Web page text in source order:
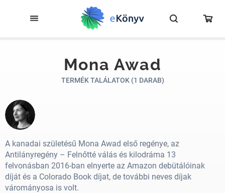
Mona Awad
TERMÉK TALÁLATOK (1 DARAB)
A kanadai születésű Mona Awad első regénye, az
Antilányregény – Felnőtté válás és kilodráma 13
felvonásban 2016-ban elnyerte az Amazon debütálóinak
díját és a Colorado Book díjat, de további neves díjak
várományosa is volt.